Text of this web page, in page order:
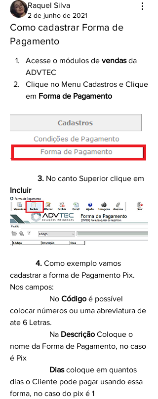
Raquel Silva
2 de junho de 2021
Como cadastrar Forma de
Pagamento
Acesse o módulos de vendas da
ADVTEC
Clique no Menu Cadastros e Clique
em Forma de Pagamento
  3.
Incluir
4. Como exemplo vamos
cadastrar a forma de Pagamento Pix.
Nos campos:
		No
Código é possível
colocar números ou uma abreviatura de
ate 6 Letras.
		Na
Descrição Coloque o
nome da Forma de Pagamento, no caso
é Pix
Dias coloque em quantos
dias o Cliente pode pagar usando essa
forma, no caso do pix é 1